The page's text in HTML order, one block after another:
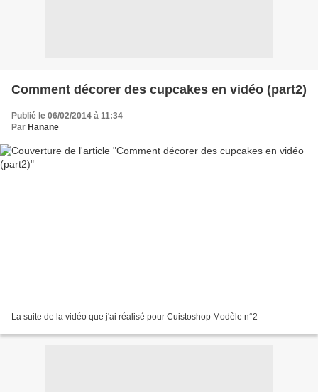
Comment décorer des cupcakes en vidéo (part2)
Publié le 06/02/2014 à 11:34
Par Hanane
La suite de la vidéo que j'ai réalisé pour Cuistoshop Modèle n°2